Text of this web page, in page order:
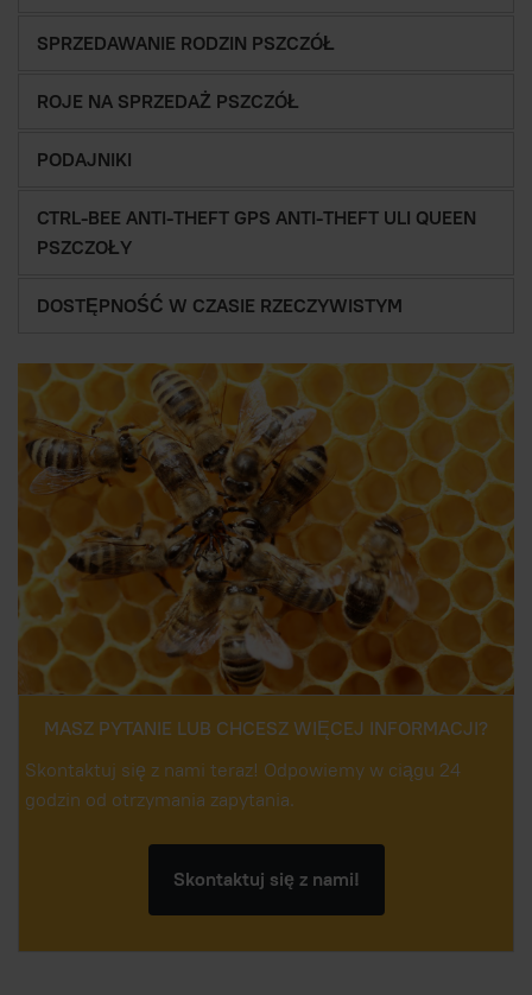
SPRZEDAWANIE RODZIN PSZCZÓŁ
ROJE NA SPRZEDAŻ PSZCZÓŁ
PODAJNIKI
CTRL-BEE ANTI-THEFT GPS ANTI-THEFT ULI QUEEN
PSZCZOŁY
DOSTĘPNOŚĆ W CZASIE RZECZYWISTYM
MASZ PYTANIE LUB CHCESZ WIĘCEJ INFORMACJI?
Skontaktuj się z nami teraz! Odpowiemy w ciągu 24
godzin od otrzymania zapytania.
Skontaktuj się z nami!